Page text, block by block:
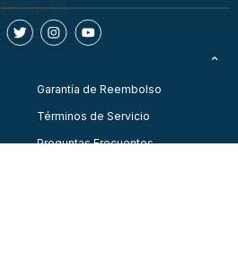
Follow Us:
Garantía de Reembolso
Términos de Servicio
Preguntas Frecuentes